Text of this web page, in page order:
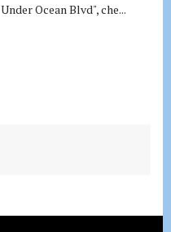
Under Ocean Blvd", che...